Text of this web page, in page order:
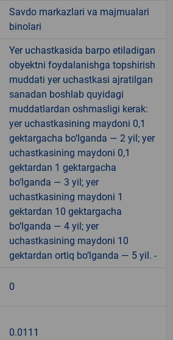
Savdo markazlari va majmualari
binolari
Yer uchastkasida barpo etiladigan
obyektni foydalanishga topshirish
muddati yer uchastkasi ajratilgan
sanadan boshlab quyidagi
muddatlardan oshmasligi kerak:
yer uchastkasining maydoni 0,1
gektargacha bo‘lganda — 2 yil; yer
uchastkasining maydoni 0,1
gektardan 1 gektargacha
bo‘lganda — 3 yil; yer
uchastkasining maydoni 1
gektardan 10 gektargacha
bo‘lganda — 4 yil; yer
uchastkasining maydoni 10
gektardan ortiq bo‘lganda — 5 yil. -
0
0.0111